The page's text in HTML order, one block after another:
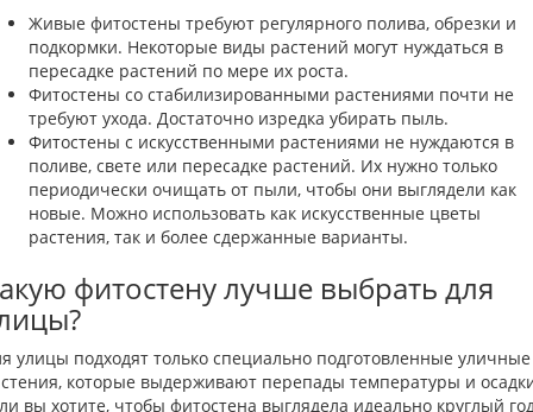
Живые фитостены требуют регулярного полива, обрезки и
подкормки. Некоторые виды растений могут нуждаться в
пересадке растений по мере их роста.
Фитостены со стабилизированными растениями почти не
требуют ухода. Достаточно изредка убирать пыль.
Фитостены с искусственными растениями не нуждаются в
поливе, свете или пересадке растений. Их нужно только
периодически очищать от пыли, чтобы они выглядели как
новые. Можно использовать как искусственные цветы
растения, так и более сдержанные варианты.
фитостену лучше выбрать для
улицы подходят только специально подготовленные уличные
которые выдерживают перепады температуры и
вы хотите, чтобы фитостена выглядела идеально круглый